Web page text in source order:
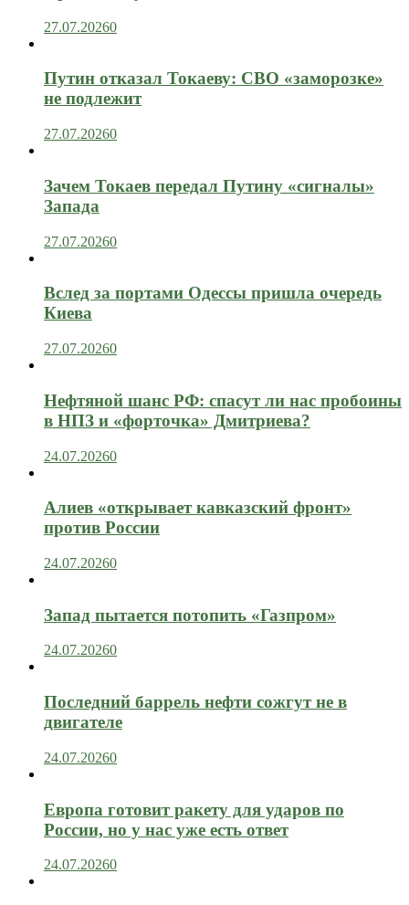
27.07.20260
Путин отказал Токаеву: СВО «заморозке»
не подлежит
27.07.20260
Зачем Токаев передал Путину «сигналы»
Запада
27.07.20260
Вслед за портами Одессы пришла очередь
Киева
27.07.20260
Нефтяной шанс РФ: спасут ли нас пробоины
в НПЗ и «форточка» Дмитриева?
24.07.20260
Алиев «открывает кавказский фронт»
против России
24.07.20260
Запад пытается потопить «Газпром»
24.07.20260
Последний баррель нефти сожгут не в
двигателе
24.07.20260
Европа готовит ракету для ударов по
России, но у нас уже есть ответ
24.07.20260